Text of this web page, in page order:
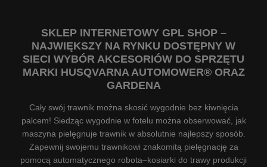
SKLEP INTERNETOWY GPL SHOP –
NAJWIĘKSZY NA RYNKU DOSTĘPNY W
SIECI WYBÓR AKCESORIÓW DO SPRZĘTU
MARKI HUSQVARNA AUTOMOWER® ORAZ
GARDENA
Cały swój trawnik można skosić wygodnie bez kiwnięcia
palcem! Siedząc wygodnie w fotelu można obserwować, jak
maszyna pielęgnuje trawnik w absolutnie najlepszy sposób.
Zapewnij swojemu trawnikowi znakomitą pielęgnację za
pomocą automatycznego robota–kosiarki do trawy produkcji